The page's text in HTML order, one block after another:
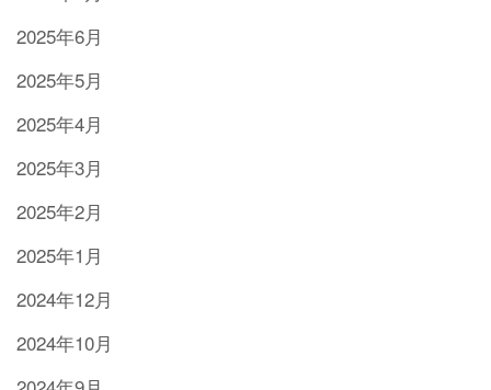
2025年6月
2025年5月
2025年4月
2025年3月
2025年2月
2025年1月
2024年12月
2024年10月